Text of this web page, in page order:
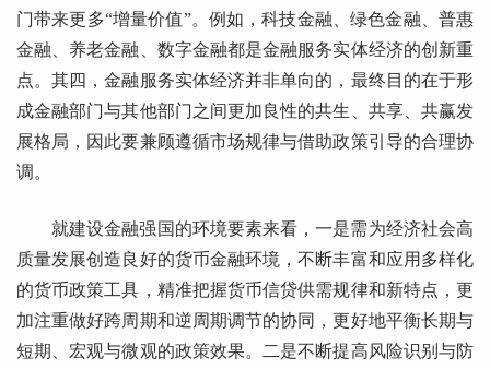
门带来更多“增量价值”。例如，科技金融、绿色金融、普惠
金融、养老金融、数字金融都是金融服务实体经济的创新重
点。其四，金融服务实体经济并非单向的，最终目的在于形
成金融部门与其他部门之间更加良性的共生、共享、共赢发
展格局，因此要兼顾遵循市场规律与借助政策引导的合理协
调。
就建设金融强国的环境要素来看，一是需为经济社会高
质量发展创造良好的货币金融环境，不断丰富和应用多样化
的货币政策工具，精准把握货币信贷供需规律和新特点，更
加注重做好跨周期和逆周期调节的协同，更好地平衡长期与
短期、宏观与微观的政策效果。二是不断提高风险识别与防